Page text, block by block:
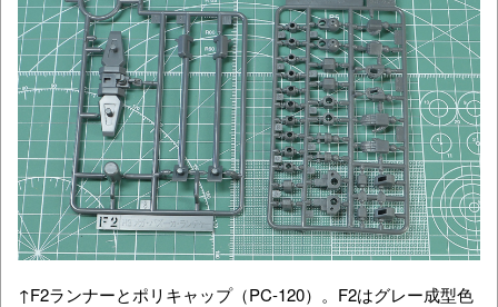
↑F2ランナーとポリキャップ（PC-120）。F2はグレー成型色